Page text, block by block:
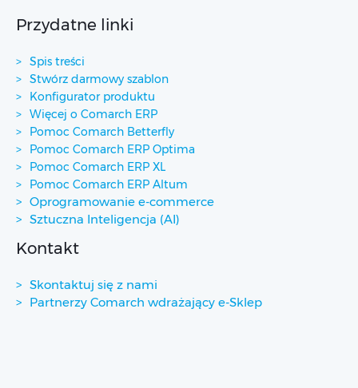
Przydatne linki
Spis treści
Stwórz darmowy szablon
Konfigurator produktu
Więcej o Comarch ERP
Pomoc Comarch Betterfly
Pomoc Comarch ERP Optima
Pomoc Comarch ERP XL
Pomoc Comarch ERP Altum
Oprogramowanie e-commerce
Sztuczna Inteligencja (AI)
Kontakt
Skontaktuj się z nami
Partnerzy Comarch wdrażający e-Sklep